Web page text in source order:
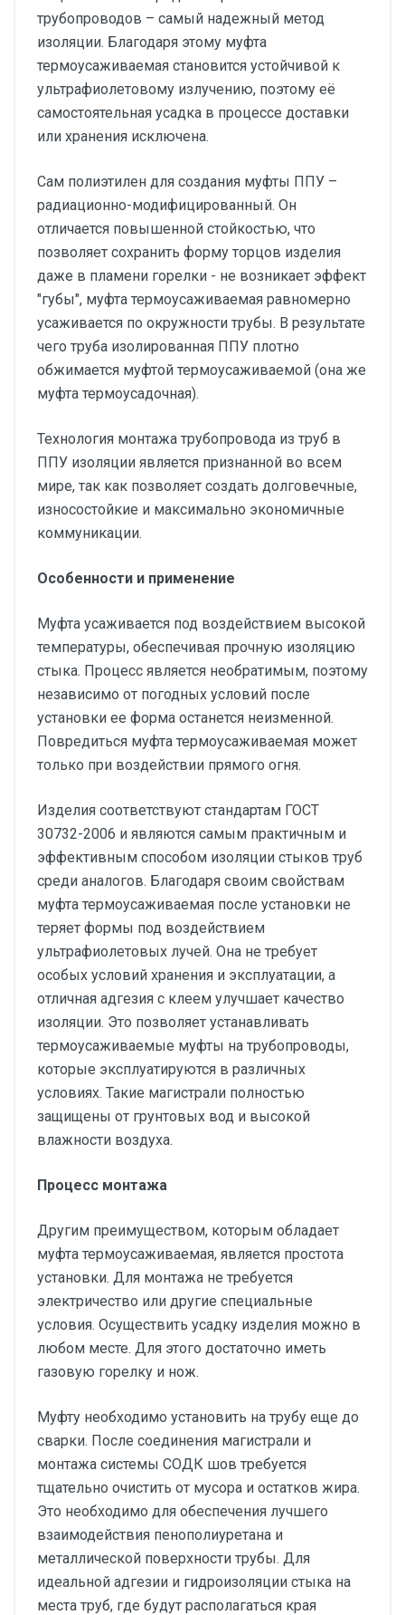
трубопроводов – самый надежный метод
изоляции. Благодаря этому муфта
термоусаживаемая становится устойчивой к
ультрафиолетовому излучению, поэтому её
самостоятельная усадка в процессе доставки
или хранения исключена.
Сам полиэтилен для создания муфты ППУ –
радиационно-модифицированный. Он
отличается повышенной стойкостью, что
позволяет сохранить форму торцов изделия
даже в пламени горелки - не возникает эффект
"губы", муфта термоусаживаемая равномерно
усаживается по окружности трубы. В результате
чего труба изолированная ППУ плотно
обжимается муфтой термоусаживаемой (она же
муфта термоусадочная).
Технология монтажа трубопровода из труб в
ППУ изоляции является признанной во всем
мире, так как позволяет создать долговечные,
износостойкие и максимально экономичные
коммуникации.
Особенности и применение
Муфта усаживается под воздействием высокой
температуры, обеспечивая прочную изоляцию
стыка. Процесс является необратимым, поэтому
независимо от погодных условий после
установки ее форма останется неизменной.
Повредиться муфта термоусаживаемая может
только при воздействии прямого огня.
Изделия соответствуют стандартам ГОСТ
30732-2006 и являются самым практичным и
эффективным способом изоляции стыков труб
среди аналогов. Благодаря своим свойствам
муфта термоусаживаемая после установки не
теряет формы под воздействием
ультрафиолетовых лучей. Она не требует
особых условий хранения и эксплуатации, а
отличная адгезия с клеем улучшает качество
изоляции. Это позволяет устанавливать
термоусаживаемые муфты на трубопроводы,
которые эксплуатируются в различных
условиях. Такие магистрали полностью
защищены от грунтовых вод и высокой
влажности воздуха.
Процесс монтажа
Другим преимуществом, которым обладает
муфта термоусаживаемая, является простота
установки. Для монтажа не требуется
электричество или другие специальные
условия. Осуществить усадку изделия можно в
любом месте. Для этого достаточно иметь
газовую горелку и нож.
Муфту необходимо установить на трубу еще до
сварки. После соединения магистрали и
монтажа системы СОДК шов требуется
тщательно очистить от мусора и остатков жира.
Это необходимо для обеспечения лучшего
взаимодействия пенополиуретана и
металлической поверхности трубы. Для
идеальной адгезии и гидроизоляции стыка на
места труб, где будут располагаться края